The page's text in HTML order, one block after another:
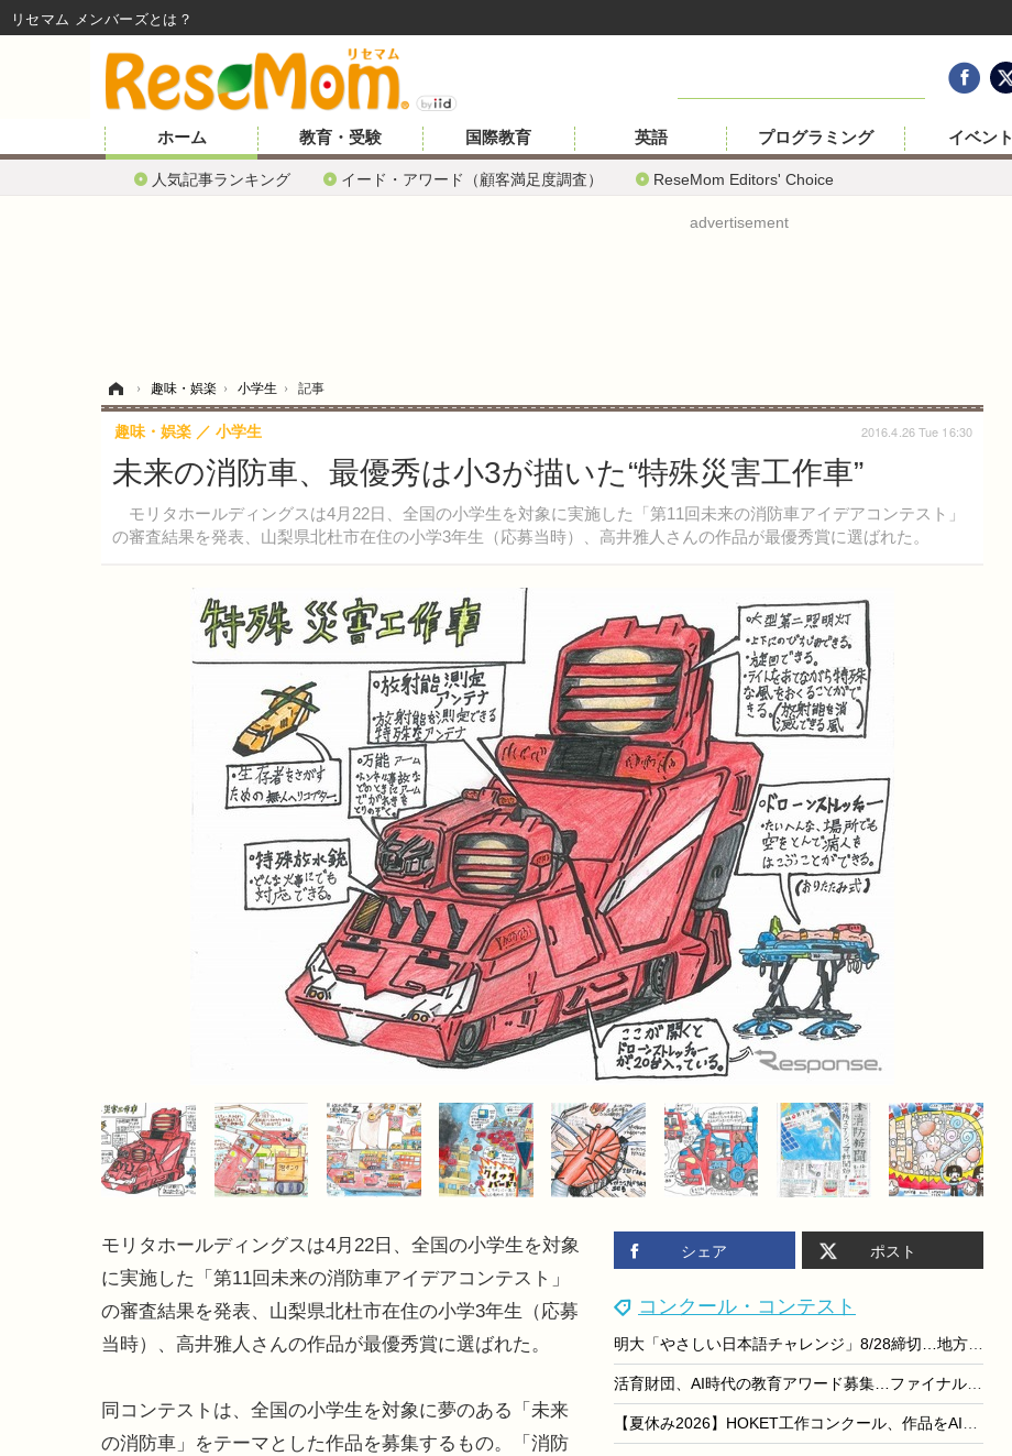
ホーム
人気記事ランキング イード・アワード（顧客満足度調査） ReseMom Editors' Choice
教育・受験 国際教育 英語 プログラミング イベント
advertisement
› 趣味・娯楽 › 小学生 › 記事
未来の消防車、最優秀は小3が描いた“特殊災害工作車”
モリタホールディングスは4月22日、全国の小学生を対象に実施した「第11回未来の消防車アイデアコンテスト」
の審査結果を発表、山梨県北杜市在住の小学3年生（応募当時）、高井雅人さんの作品が最優秀賞に選ばれた。
趣味・娯楽 小学生 2016.4.26 Tue 16:30
シェア ポスト
コンクール・コンテスト
明大「やさしい日本語チャレンジ」8/28締切…地方校は交通費助成あり
活育財団、AI時代の教育アワード募集…ファイナル10/25
【夏休み2026】HOKET工作コンクール、作品をAIでデジタルカード化…9/30締切
モリタホールディングスは4月22日、全国の小学生を対象
に実施した「第11回未来の消防車アイデアコンテスト」
の審査結果を発表、山梨県北杜市在住の小学3年生（応募
当時）、高井雅人さんの作品が最優秀賞に選ばれた。
同コンテストは、全国の小学生を対象に夢のある「未来
の消防車」をテーマとした作品を募集するもの。「消防
リセマム メンバーズ